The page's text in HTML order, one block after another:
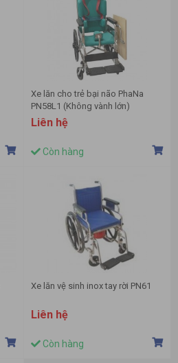
Xe lăn cho trẻ bại não PhaNa
PN58L1 (Không vành lớn)
Liên hệ
Còn hàng
Xe lăn vệ sinh inox tay rời PN61
Liên hệ
Còn hàng